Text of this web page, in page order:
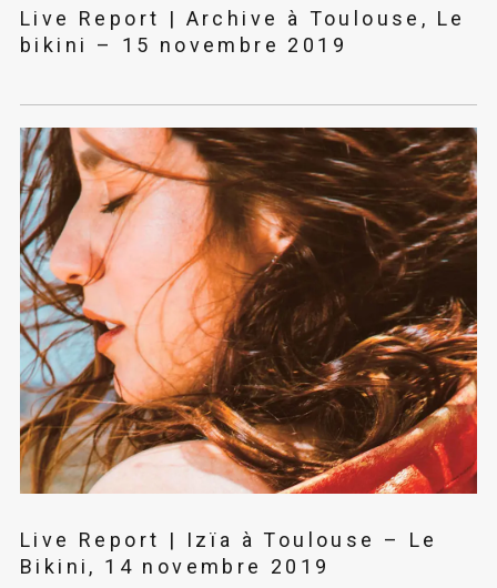
Live Report | Archive à Toulouse, Le
bikini – 15 novembre 2019
Live Report | Izïa à Toulouse – Le
Bikini, 14 novembre 2019